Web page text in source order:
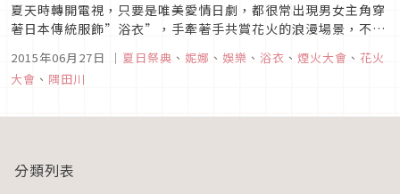
夏天時轉開電視，只要是唯美愛情日劇，都很常出現男女主角穿
著日本傳統服飾”浴衣”，手牽著手共賞花火的浪漫場景，不只
是日劇，漫畫中、卡通裡，一家老小在整條街的攤販吃著小吃撈
著金魚，緩慢而悠閒的前往煙火大會的會場，相信只要是喜歡日
本的你一定很有印象!浴衣是日本傳統服裝，是一般非正式的場
2015年06月27日 ｜ 夏日祭典 、 妮娜 、 娛樂 、 浴衣 、 煙火大會 、 花火
大會 、 隅田川
分類列表